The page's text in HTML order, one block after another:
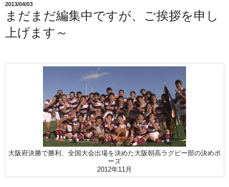
2013/04/03
まだまだ編集中ですが、ご挨拶を申し
上げます～
大阪府決勝で勝利、全国大会出場を決めた大阪朝高ラグビー部の決めポ
ーズ
2012年11月